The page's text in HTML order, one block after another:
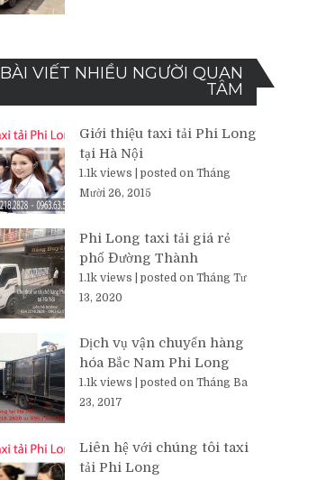
BÀI VIẾT NHIỀU NGƯỜI QUAN
TÂM
Giới thiệu taxi tải Phi Long
tại Hà Nội
1.1k views
posted on Tháng
Mười 26, 2015
Phi Long taxi tải giá rẻ
phố Đường Thành
1.1k views
posted on Tháng Tư
13, 2020
Dịch vụ vận chuyển hàng
hóa Bắc Nam Phi Long
1.1k views
posted on Tháng Ba
23, 2017
Liên hệ với chúng tôi taxi
tải Phi Long